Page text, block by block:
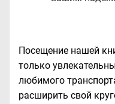
Посещение нашей
только
любимого
расширить свой